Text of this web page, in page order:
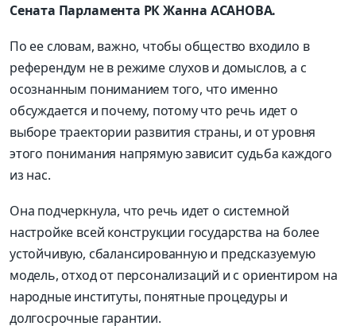
Сената Парламента РК Жанна АСАНОВА.
По ее словам, важно, чтобы общество входило в
референдум не в режиме слухов и домыслов, а с
осознанным пониманием того, что именно
обсуждается и почему, потому что речь идет о
выборе траектории развития страны, и от уровня
этого понимания напрямую зависит судьба каждого
из нас.
Она подчеркнула, что речь идет о системной
настройке всей конструкции государства на более
устойчивую, сбалансированную и предсказуемую
модель, отход от персонализаций и с ориентиром на
народные институты, понятные процедуры и
долгосрочные гарантии.